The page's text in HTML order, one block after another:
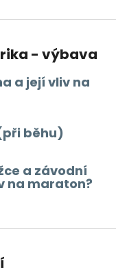
- výbava
a její vliv na
běhu)
a závodní
na maraton?